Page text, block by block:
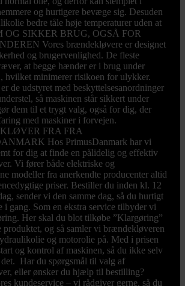
og hurtigere bevæge sig. Desuden
bedre tåle høje temperaturer uden at
OG SIKKER BRUG, OGSÅ FOR
Vores brændekløvere er designet
og brugervenlighed. De fleste
at begge hænder er i brug under
hvilket minimerer risikoen for ulykker.
de udstyret med beskyttelsesanordninger
så maskinen står sikkert under
dem til et trygt valg, også for dig, der
med maskiner i forvejen.
FRA FRA
Hos PrimusDanmark har vi
for dig at finde en pålidelig og effektiv
Vi fører både elektriske og
modeller fra anerkendte producenter altid
priser. Bestiller du inden kl. 12
sender vi den samme dag, så du hurtigt
i gang. Som en ekstra service tilbyder vi
Her skal du blot tilkøbe ”Klargøring”
produktet, og så samler vi brændekløveren
og motorolie på. Med i prisen
og kontrol af maskinen, så du ikke selv
det. Har du spørgsmål til valg af
eller ønsker du hjælp til bestilling?
kundeservice – vi rådgiver gerne, så du